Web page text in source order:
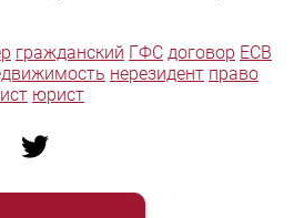
гражданский ГФС договор ЕСВ
нерезидент право
юрист